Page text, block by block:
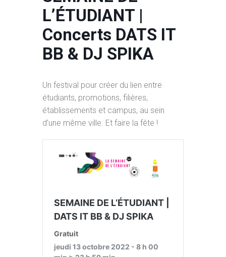
L’ÉTUDIANT |
Concerts DATS IT
BB & DJ SPIKA
Un festival pour créer du lien entre
étudiants, promotions, filières,
établissements et campus, au sein
d’une même ville. Et faire la fête !